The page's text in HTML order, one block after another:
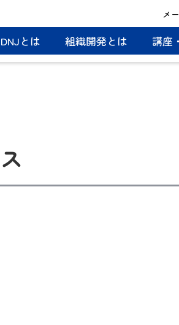
メ
とは 組織開発とは 講座